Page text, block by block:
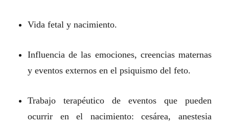
Vida fetal y nacimiento.
Influencia de las emociones, creencias maternas
y eventos externos en el psiquismo del feto.
Trabajo terapéutico de eventos que pueden
ocurrir en el nacimiento: cesárea, anestesia